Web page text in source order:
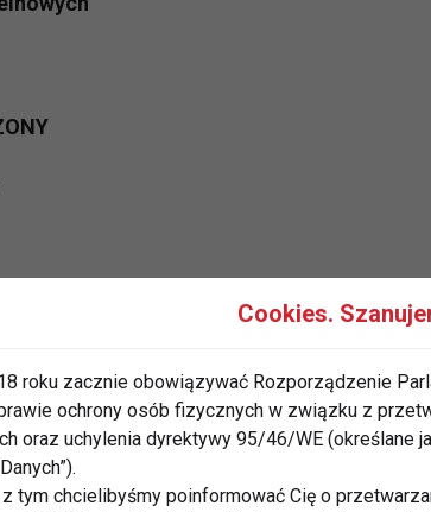
Cookies.
roku zacznie obowiązywać Rozporządzenie
ochrony osób fizycznych w związku z
oraz uchylenia dyrektywy 95/46/WE (określane
tym chcielibyśmy poinformować Cię o